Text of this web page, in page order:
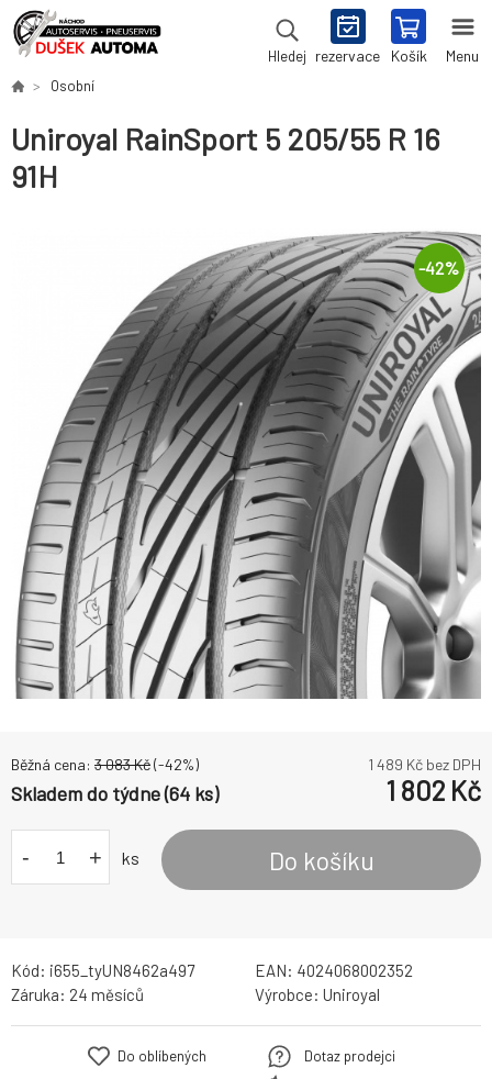
Hledej rezervace Košík Menu
Osobní
Uniroyal RainSport 5 205/55 R 16
91H
-42%
Běžná cena: 3 083Kč(-42%) 1 489 Kč bez DPH
Skladem do týdne (64 ks) 1 802 Kč
- + ks Do košíku
Kód: i655_tyUN8462a497 EAN: 4024068002352
Záruka: 24 měsíců Výrobce: Uniroyal
Do oblíbených
Dotaz prodejci